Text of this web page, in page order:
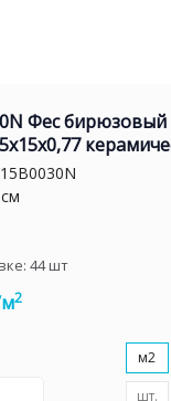
Фес
44шт
м2
м2
шт.